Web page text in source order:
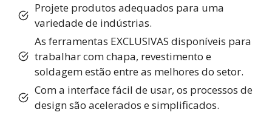
Projete produtos adequados para uma
variedade de indústrias.
As ferramentas EXCLUSIVAS disponíveis para
trabalhar com chapa, revestimento e
soldagem estão entre as melhores do setor.
Com a interface fácil de usar, os processos de
design são acelerados e simplificados.